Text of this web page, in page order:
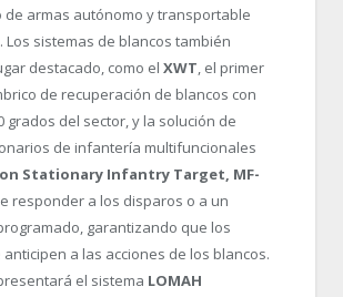
de armas autónomo y transportable
. Los sistemas de blancos también
destacado, como el XWT, el primer
de recuperación de blancos con
grados del sector, y la solución de
de infantería multifuncionales
Stationary Infantry Target, MF-
responder a los disparos o a un
garantizando que los
a las acciones de los blancos.
el sistema LOMAH